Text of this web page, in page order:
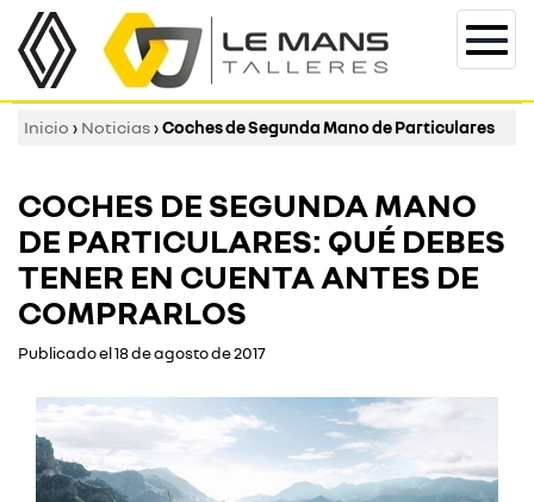
Inicio › Noticias›Coches de Segunda Mano de Particulares
COCHES DE SEGUNDA MANO
DE PARTICULARES: QUÉ DEBES
TENER EN CUENTA ANTES DE
COMPRARLOS
Publicado el 18 de agosto de 2017